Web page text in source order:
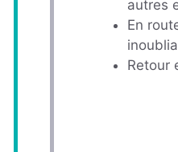
autres
En
Retour